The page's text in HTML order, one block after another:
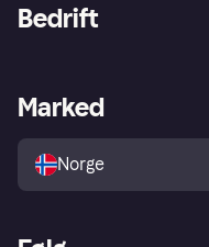
Utforsk butikker
Bedrift
Merchant portal
Marked
Norge